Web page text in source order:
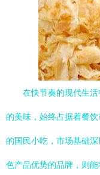
在快节奏的现代生
的美味，始终占据着餐
的国民小吃，市场基础
色产品优势的品牌，则